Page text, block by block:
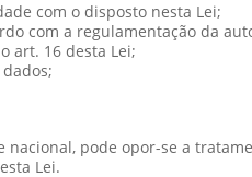
com o disposto nesta Lei;
com a regulamentação da
art. 16 desta Lei;
pode opor-se a
Lei.